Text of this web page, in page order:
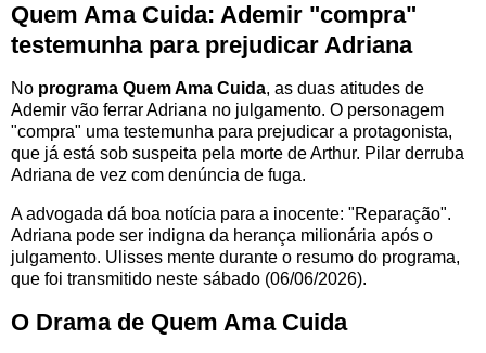
Quem Ama Cuida: Ademir "compra"
testemunha para prejudicar Adriana
No programa Quem Ama Cuida, as duas atitudes de
Ademir vão ferrar Adriana no julgamento. O personagem
"compra" uma testemunha para prejudicar a protagonista,
que já está sob suspeita pela morte de Arthur. Pilar derruba
Adriana de vez com denúncia de fuga.
A advogada dá boa notícia para a inocente: "Reparação".
Adriana pode ser indigna da herança milionária após o
julgamento. Ulisses mente durante o resumo do programa,
que foi transmitido neste sábado (06/06/2026).
O Drama de Quem Ama Cuida